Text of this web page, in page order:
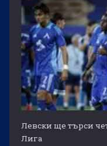
Левски ще търси
Лига